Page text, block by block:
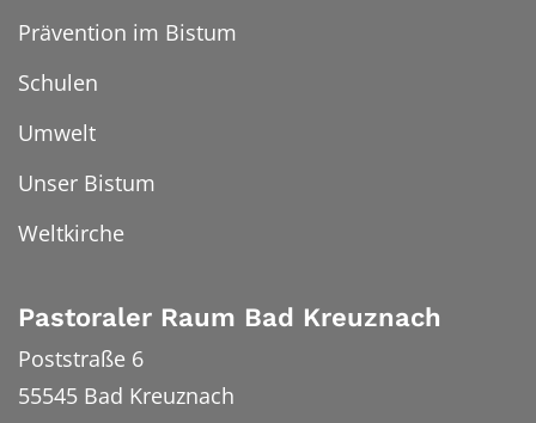
Prävention im Bistum
Schulen
Umwelt
Unser Bistum
Weltkirche
Pastoraler Raum Bad Kreuznach
Poststraße 6
55545 Bad Kreuznach